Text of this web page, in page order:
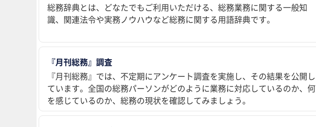
総務辞典とは、どなたでもご利用いただける、総務業務に関する一般知
識、関連法令や実務ノウハウなど総務に関する用語辞典です。
『月刊総務』調査
『月刊総務』では、不定期にアンケート調査を実施し、その結果を公開し
ています。全国の総務パーソンがどのように業務に対応しているのか、何
を感じているのか、総務の現状を確認してみましょう。